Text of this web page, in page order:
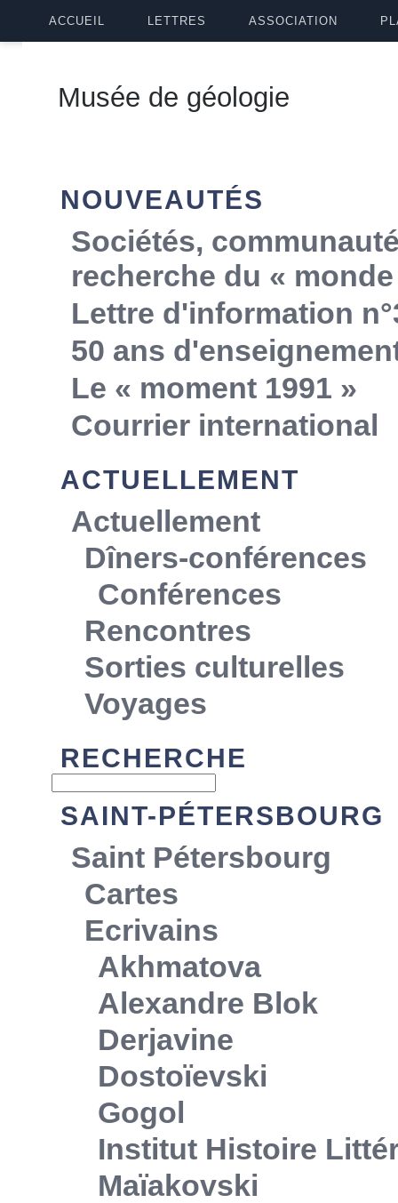
ACCUEIL LETTRES ASSOCIATION
Musée de géologie
NOUVEAUTÉS
Sociétés,
recherche du «
Lettre d'information
50 ans
Le « moment 1991 »
Courrier international
ACTUELLEMENT
Actuellement
Dîners-conférences
Conférences
Rencontres
Sorties culturelles
Voyages
RECHERCHE
SAINT-PÉTERSBOURG
Saint Pétersbourg
Cartes
Ecrivains
Akhmatova
Alexandre Blok
Derjavine
Dostoïevski
Gogol
Institut Histoire
Maïakovski